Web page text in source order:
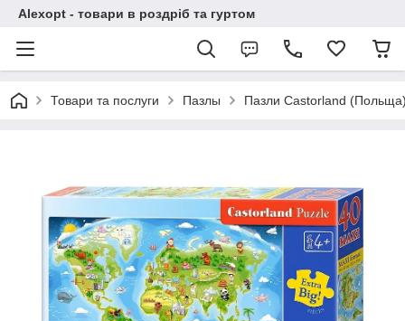
Alexopt - товари в роздріб та гуртом
Товари та послуги Пазлы Пазли Castorland